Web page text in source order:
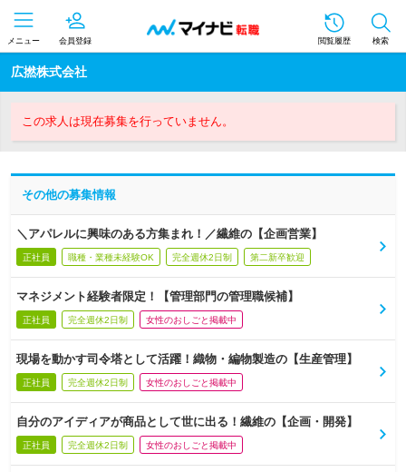
メニュー 会員登録 閲覧履歴 検索
広撚株式会社
この求人は現在募集を行っていません。
その他の募集情報
＼アパレルに興味のある方集まれ！／繊維の【企画営業】
正社員 職種・業種未経験OK 完全週休2日制 第二新卒歓迎
マネジメント経験者限定！【管理部門の管理職候補】
正社員 完全週休2日制 女性のおしごと掲載中
現場を動かす司令塔として活躍！織物・編物製造の【生産管理】
正社員 完全週休2日制 女性のおしごと掲載中
自分のアイディアが商品として世に出る！繊維の【企画・開発】
正社員 完全週休2日制 女性のおしごと掲載中